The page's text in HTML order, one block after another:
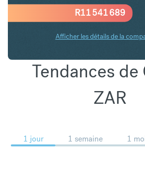
R11 541 689
Afficher les détails de la
Tendances de
ZAR
1 jour 1 semaine 1